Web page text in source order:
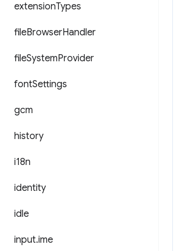
extensionTypes
fileBrowserHandler
fileSystemProvider
fontSettings
gcm
history
i18n
identity
idle
input.ime